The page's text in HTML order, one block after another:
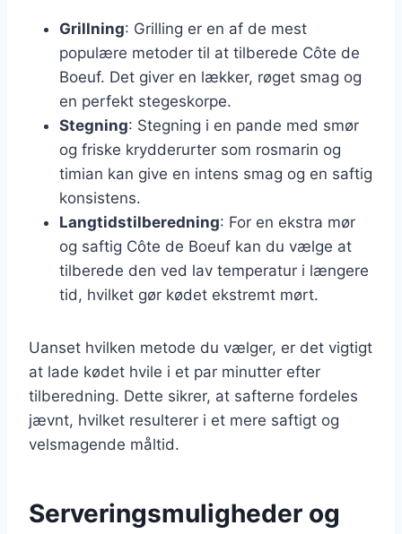
Grillning: Grilling er en af de mest
populære metoder til at tilberede Côte de
Boeuf. Det giver en lækker, røget smag og
en perfekt stegeskorpe.
Stegning: Stegning i en pande med smør
og friske krydderurter som rosmarin og
timian kan give en intens smag og en saftig
konsistens.
Langtidstilberedning: For en ekstra mør
og saftig Côte de Boeuf kan du vælge at
tilberede den ved lav temperatur i længere
tid, hvilket gør kødet ekstremt mørt.
Uanset hvilken metode du vælger, er det vigtigt
at lade kødet hvile i et par minutter efter
tilberedning. Dette sikrer, at safterne fordeles
jævnt, hvilket resulterer i et mere saftigt og
velsmagende måltid.
Serveringsmuligheder og